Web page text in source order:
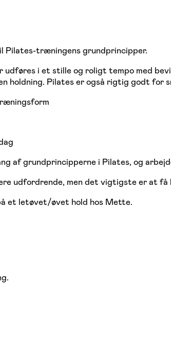
Pilates-træningens grundprincipper.
udføres i et stille og roligt tempo med
holdning. Pilates er også rigtig godt
af grundprincipperne i Pilates, og
udfordrende, men det vigtigste er at
et letøvet/øvet hold hos Mette.